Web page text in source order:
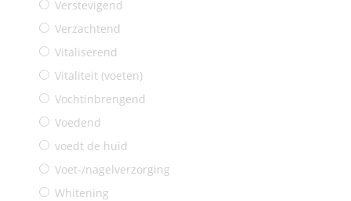
Verstevigend
Verzachtend
Vitaliserend
Vitaliteit (voeten)
Vochtinbrengend
Voedend
voedt de huid
Voet‑/nagelverzorging
Whitening